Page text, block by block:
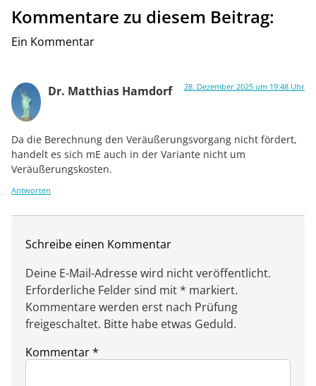
Kommentare zu diesem Beitrag:
Ein Kommentar
Dr. Matthias Hamdorf 28. Dezember 2025 um 19:48 Uhr
Da die Berechnung den Veräußerungsvorgang nicht fördert,
handelt es sich mE auch in der Variante nicht um
Veräußerungskosten.
Antworten
Schreibe einen Kommentar
Deine E-Mail-Adresse wird nicht veröffentlicht.
Erforderliche Felder sind mit * markiert.
Kommentare werden erst nach Prüfung
freigeschaltet. Bitte habe etwas Geduld.
Kommentar*